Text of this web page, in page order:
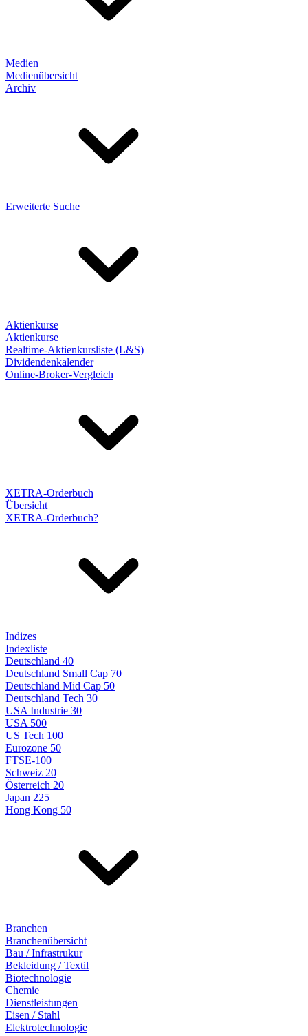
Medien
Medienübersicht
Archiv
Erweiterte Suche
Aktienkurse
Aktienkurse
Realtime-Aktienkursliste (L&S)
Dividendenkalender
Online-Broker-Vergleich
XETRA-Orderbuch
Übersicht
XETRA-Orderbuch?
Indizes
Indexliste
Deutschland 40
Deutschland Small Cap 70
Deutschland Mid Cap 50
Deutschland Tech 30
USA Industrie 30
USA 500
US Tech 100
Eurozone 50
FTSE-100
Schweiz 20
Österreich 20
Japan 225
Hong Kong 50
Branchen
Branchenübersicht
Bau / Infrastrukur
Bekleidung / Textil
Biotechnologie
Chemie
Dienstleistungen
Eisen / Stahl
Elektrotechnologie